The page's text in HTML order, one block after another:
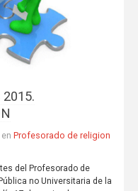
2015.
Profesorado de religion
del Profesorado de
no Universitaria de la